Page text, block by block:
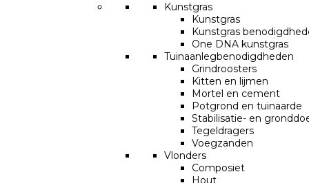
Kunstgras
Kunstgras
Kunstgras
One DNA kunstgras
Tuinaanlegbenodigdheden
Grindroosters
Kitten en lijmen
Mortel en cement
Potgrond en tuinaarde
Stabilisatie- en
Tegeldragers
Voegzanden
Vlonders
Composiet
Hout